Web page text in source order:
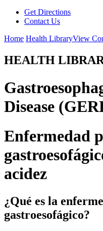
Get Directions
Contact Us
Home Health LibraryView
HEALTH
Disease
Enfermedad
acidez
¿Qué es la
gastroesofágico?